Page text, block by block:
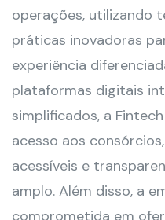
operações, utilizando
práticas inovadoras
experiência
plataformas digitais
simplificados, a
acesso aos
acessíveis e
amplo. Além disso, a
comprometida em